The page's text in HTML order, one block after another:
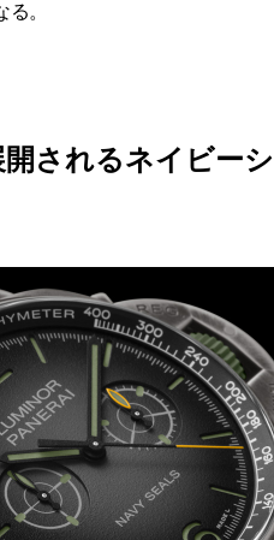
。
されるネイビー